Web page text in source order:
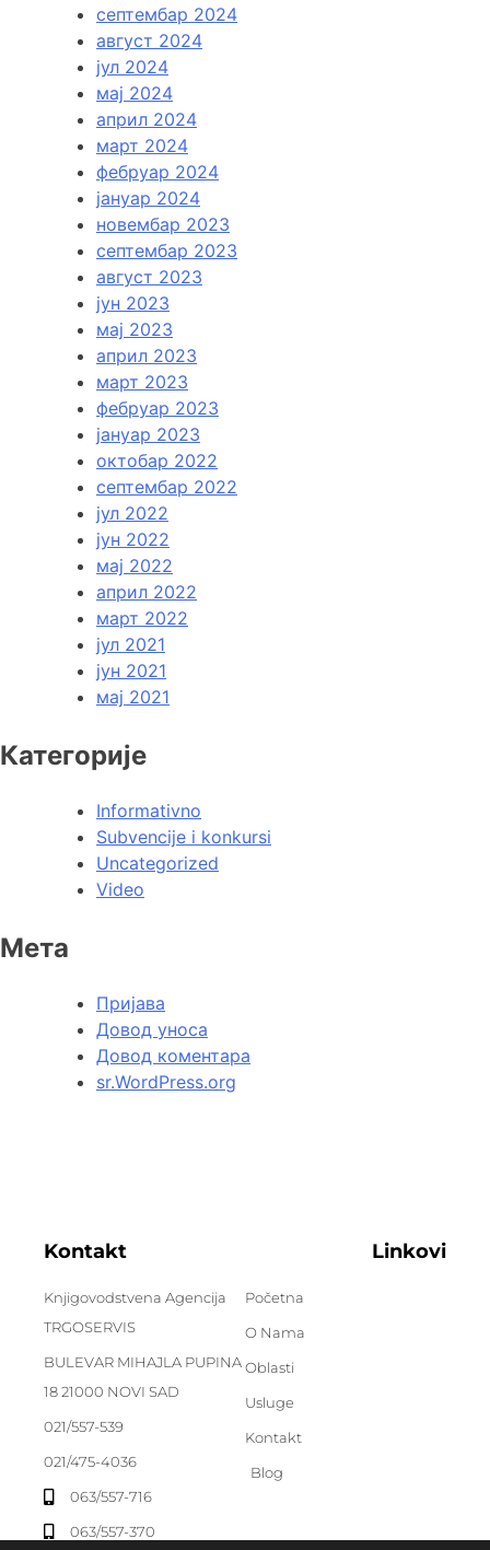
септембар 2024
август 2024
јул 2024
мај 2024
април 2024
март 2024
фебруар 2024
јануар 2024
новембар 2023
септембар 2023
август 2023
јун 2023
мај 2023
април 2023
март 2023
фебруар 2023
јануар 2023
октобар 2022
септембар 2022
јул 2022
јун 2022
мај 2022
април 2022
март 2022
јул 2021
јун 2021
мај 2021
Категорије
Informativno
Subvencije i konkursi
Uncategorized
Video
Мета
Пријава
Довод уноса
Довод коментара
sr.WordPress.org
Kontakt
Knjigovodstvena Agencija
TRGOSERVIS
BULEVAR MIHAJLA PUPINA
18 21000 NOVI SAD
021/557-539
021/475-4036
063/557-716
063/557-370
Linkovi
Početna
O Nama
Oblasti
Usluge
Kontakt
Blog